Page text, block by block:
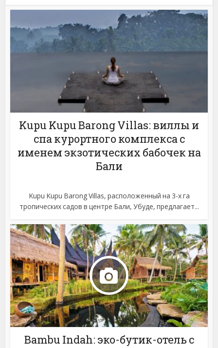
Kupu Kupu Barong Villas: виллы и
спа курортного комплекса с
именем экзотических бабочек на
Бали
Kupu Kupu Barong Villas, расположенный на 3-х га
тропических садов в центре Бали, Убуде, предлагает...
Bambu Indah: эко-бутик-отель с